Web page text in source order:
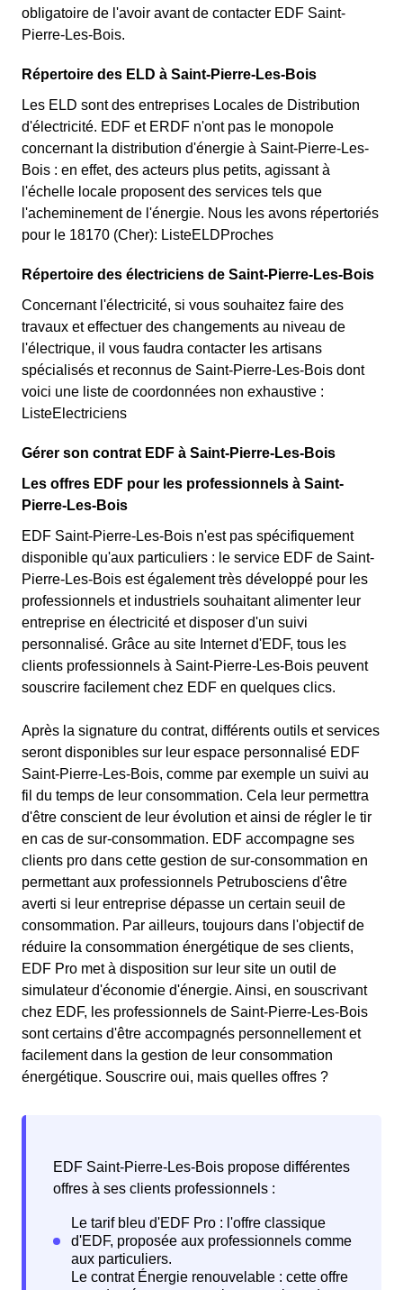
obligatoire de l'avoir avant de contacter EDF Saint-
Pierre-Les-Bois.
Répertoire des ELD à Saint-Pierre-Les-Bois
Les ELD sont des entreprises Locales de Distribution
d'électricité. EDF et ERDF n'ont pas le monopole
concernant la distribution d'énergie à Saint-Pierre-Les-
Bois : en effet, des acteurs plus petits, agissant à
l'échelle locale proposent des services tels que
l'acheminement de l'énergie. Nous les avons répertoriés
pour le 18170 (Cher): ListeELDProches
Répertoire des électriciens de Saint-Pierre-Les-Bois
Concernant l'électricité, si vous souhaitez faire des
travaux et effectuer des changements au niveau de
l'électrique, il vous faudra contacter les artisans
spécialisés et reconnus de Saint-Pierre-Les-Bois dont
voici une liste de coordonnées non exhaustive :
ListeElectriciens
Gérer son contrat EDF à Saint-Pierre-Les-Bois
Les offres EDF pour les professionnels à Saint-
Pierre-Les-Bois
EDF Saint-Pierre-Les-Bois n'est pas spécifiquement
disponible qu'aux particuliers : le service EDF de Saint-
Pierre-Les-Bois est également très développé pour les
professionnels et industriels souhaitant alimenter leur
entreprise en électricité et disposer d'un suivi
personnalisé. Grâce au site Internet d'EDF, tous les
clients professionnels à Saint-Pierre-Les-Bois peuvent
souscrire facilement chez EDF en quelques clics.
Après la signature du contrat, différents outils et services
seront disponibles sur leur espace personnalisé EDF
Saint-Pierre-Les-Bois, comme par exemple un suivi au
fil du temps de leur consommation. Cela leur permettra
d'être conscient de leur évolution et ainsi de régler le tir
en cas de sur-consommation. EDF accompagne ses
clients pro dans cette gestion de sur-consommation en
permettant aux professionnels Petrubosciens d'être
averti si leur entreprise dépasse un certain seuil de
consommation. Par ailleurs, toujours dans l'objectif de
réduire la consommation énergétique de ses clients,
EDF Pro met à disposition sur leur site un outil de
simulateur d'économie d'énergie. Ainsi, en souscrivant
chez EDF, les professionnels de Saint-Pierre-Les-Bois
sont certains d'être accompagnés personnellement et
facilement dans la gestion de leur consommation
énergétique. Souscrire oui, mais quelles offres ?
EDF Saint-Pierre-Les-Bois propose différentes
offres à ses clients professionnels :